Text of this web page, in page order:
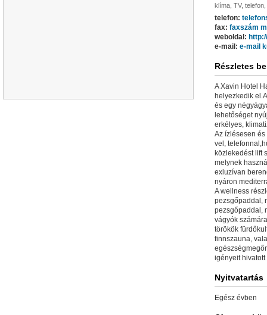
klíma, TV,
telefon:
fax: faxszám
weboldal:
e-mail: e-mail
Részletes
A Xavin Hotel
helyezkedik
és egy
lehetőséget
erkélyes,
Az ízlésesen
vel,
közlekedést lift
melynek
exluzívan
nyáron
A wellness
pezsgőpaddal,
pezsgőpaddal,
vágyók
törökök
finnszauna,
igényeit
Nyitvatartás
Egész évben